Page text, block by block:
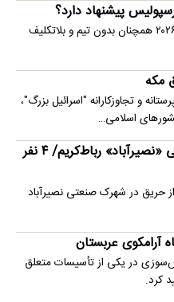
پیشنهاد دارد؟
یکی از بهترین‌های ایران در جام جهانی ۲۰۲۶ همچنان بدون تیم و بلاتکلیف
مکه
و تجاوزکارانه "اسرائیل بزرگ"،
اسلامی…
آتش‌سوزی در یک واحد صنعتی «نصیرآباد» رباط‌کریم/ ۴ نفر
حریق در شهرک صنعتی نصیرآباد
آرامکوی عربستان
در یکی از تأسیسات متعلق
کرد.